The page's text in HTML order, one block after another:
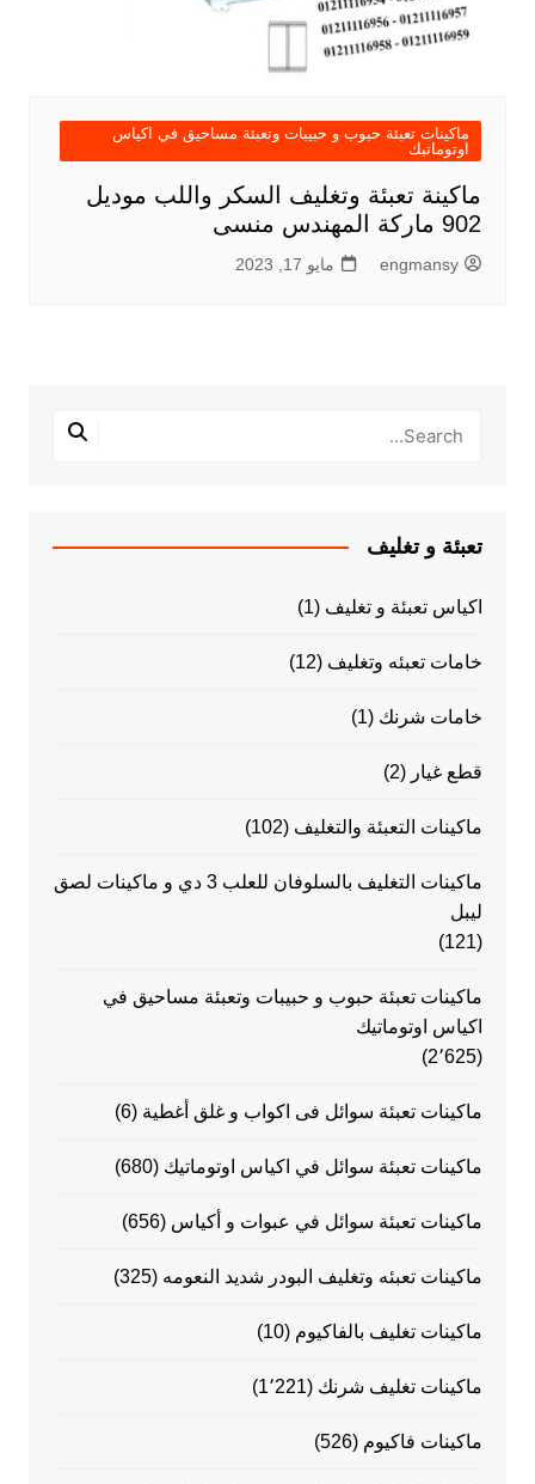
ماكينات تعبئة حبوب و حبيبات وتعبئة مساحيق في اكياس
اوتوماتيك
ماكينة تعبئة وتغليف السكر واللب موديل
902 ماركة المهندس منسى
engmansy مايو 17, 2023
تعبئة و تغليف
اكياس تعبئة و تغليف (1)
خامات تعبئه وتغليف (12)
خامات شرنك (1)
قطع غيار (2)
ماكينات التعبئة والتغليف (102)
ماكينات التغليف بالسلوفان للعلب 3 دي و ماكينات لصق
ليبل
(121)
ماكينات تعبئة حبوب و حبيبات وتعبئة مساحيق في
اكياس اوتوماتيك
(2٬625)
ماكينات تعبئة سوائل فى اكواب و غلق أغطية (6)
ماكينات تعبئة سوائل في اكياس اوتوماتيك (680)
ماكينات تعبئة سوائل في عبوات و أكياس (656)
ماكينات تعبئه وتغليف البودر شديد النعومه (325)
ماكينات تغليف بالفاكيوم (10)
ماكينات تغليف شرنك (1٬221)
ماكينات فاكيوم (526)